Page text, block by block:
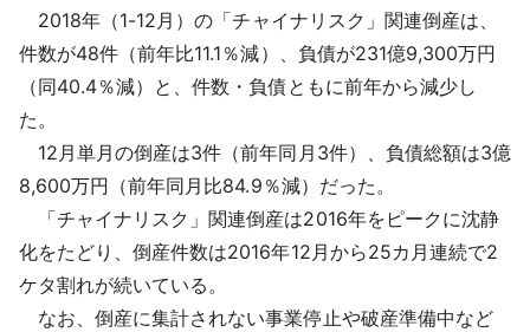
導入事例
採用情報
よくあるご質問
English
2018年（1-12月）の「チャイナリスク」関連倒産は、
件数が48件（前年比11.1％減）、負債が231億9,300万円
（同40.4％減）と、件数・負債ともに前年から減少し
た。
12月単月の倒産は3件（前年同月3件）、負債総額は3億
8,600万円（前年同月比84.9％減）だった。
「チャイナリスク」関連倒産は2016年をピークに沈静
化をたどり、倒産件数は2016年12月から25カ月連続で2
ケタ割れが続いている。
なお、倒産に集計されない事業停止や破産準備中など